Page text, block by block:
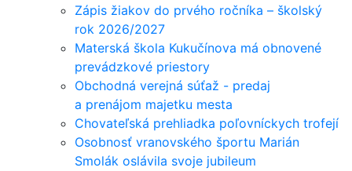
Zápis žiakov do prvého ročníka – školský
rok 2026/2027
Materská škola Kukučínova má obnovené
prevádzkové priestory
Obchodná verejná súťaž - predaj
a prenájom majetku mesta
Chovateľská prehliadka poľovníckych trofejí
Osobnosť vranovského športu Marián
Smolák oslávila svoje jubileum